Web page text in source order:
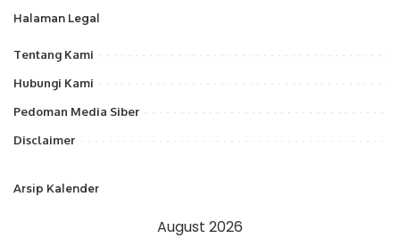
Halaman Legal
Tentang Kami
Hubungi Kami
Pedoman Media Siber
Disclaimer
Arsip Kalender
August 2026